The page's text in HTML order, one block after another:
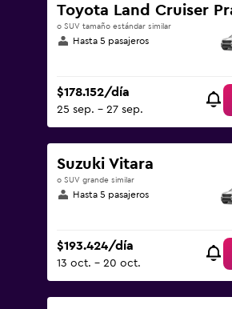
Toyota Land Cruiser
o SUV tamaño estándar similar
Hasta 5 pasajeros
$178.152/día
25 sep. - 27 sep.
Suzuki Vitara
o SUV grande similar
Hasta 5 pasajeros
$193.424/día
13 oct. - 20 oct.